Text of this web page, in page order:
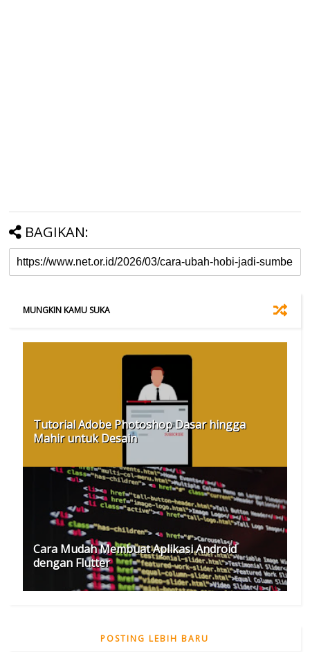
BAGIKAN:
MUNGKIN KAMU SUKA
Tutorial Adobe Photoshop Dasar hingga
Mahir untuk Desain
Cara Mudah Membuat Aplikasi Android
dengan Flutter
POSTING LEBIH BARU